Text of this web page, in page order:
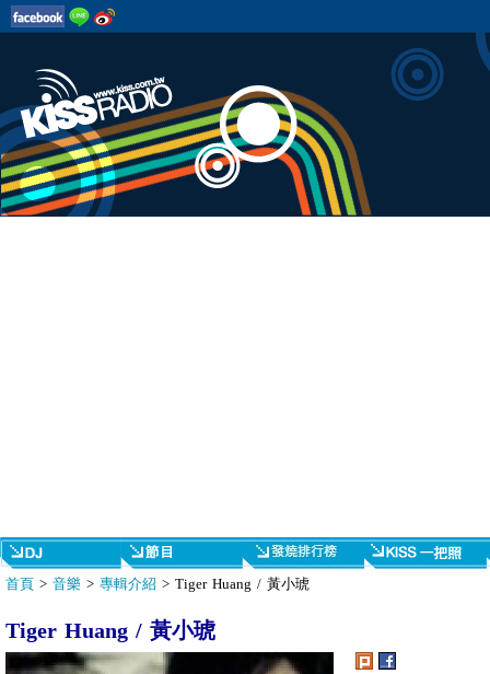
首頁 > 音樂 > 專輯介紹 > Tiger Huang / 黃小琥
Tiger Huang / 黃小琥